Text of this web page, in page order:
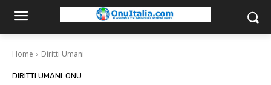
Home Diritti Umani
DIRITTI UMANI ONU